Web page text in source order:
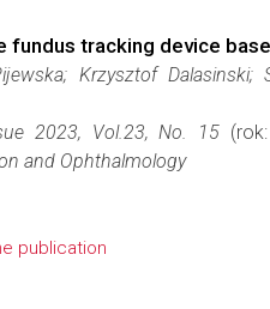
fundus tracking device
Krzysztof
2023, Vol.23, No. 15(rok:
and Ophthalmology
publication